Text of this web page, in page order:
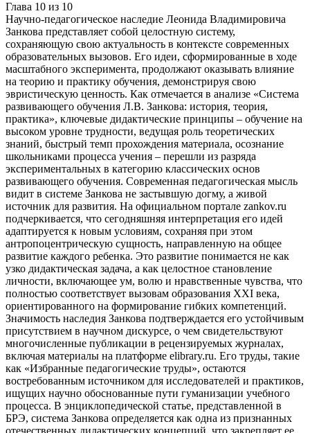
Глава 10 из 10
Научно-педагогическое наследие Леонида Владимировича
Занкова представляет собой целостную систему,
сохраняющую свою актуальность в контексте современных
образовательных вызовов. Его идеи, сформированные в ходе
масштабного эксперимента, продолжают оказывать влияние
на теорию и практику обучения, демонстрируя свою
эвристическую ценность. Как отмечается в анализе «Система
развивающего обучения Л.В. Занкова: история, теория,
практика», ключевые дидактические принципы – обучение на
высоком уровне трудности, ведущая роль теоретических
знаний, быстрый темп прохождения материала, осознание
школьниками процесса учения – перешли из разряда
экспериментальных в категорию классических основ
развивающего обучения. Современная педагогическая мысль
видит в системе Занкова не застывшую догму, а живой
источник для развития. На официальном портале zankov.ru
подчеркивается, что сегодняшняя интерпретация его идей
адаптируется к новым условиям, сохраняя при этом
антропоцентрическую сущность, направленную на общее
развитие каждого ребенка. Это развитие понимается не как
узко дидактическая задача, а как целостное становление
личности, включающее ум, волю и нравственные чувства, что
полностью соответствует вызовам образования XXI века,
ориентированного на формирование гибких компетенций.
Значимость наследия Занкова подтверждается его устойчивым
присутствием в научном дискурсе, о чем свидетельствуют
многочисленные публикации в рецензируемых журналах,
включая материалы на платформе elibrary.ru. Его труды, такие
как «Избранные педагогические труды», остаются
востребованным источником для исследователей и практиков,
ищущих научно обоснованные пути гуманизации учебного
процесса. В энциклопедической статье, представленной в
БРЭ, система Занкова определяется как одна из признанных
отечественных дидактических концепций, что закрепляет ее